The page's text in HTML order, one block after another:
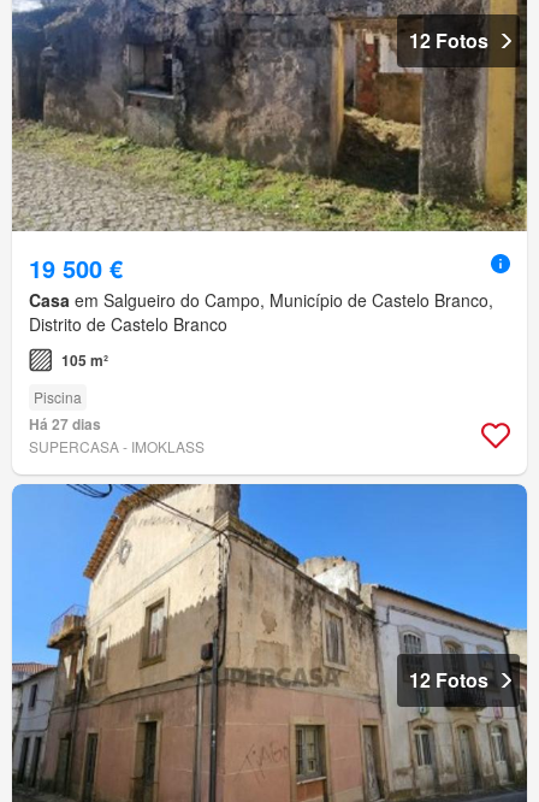
12 Fotos
19 500 €
Casa em Salgueiro do Campo, Município de Castelo Branco,
Distrito de Castelo Branco
105 m²
Piscina
Há 27 dias
SUPERCASA - IMOKLASS
12 Fotos